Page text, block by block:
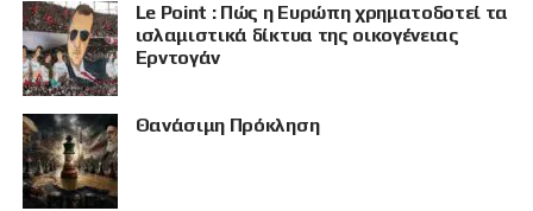
Le Point : Πώς η Ευρώπη χρηματοδοτεί τα
ισλαμιστικά δίκτυα της οικογένειας
Ερντογάν
Θανάσιμη Πρόκληση